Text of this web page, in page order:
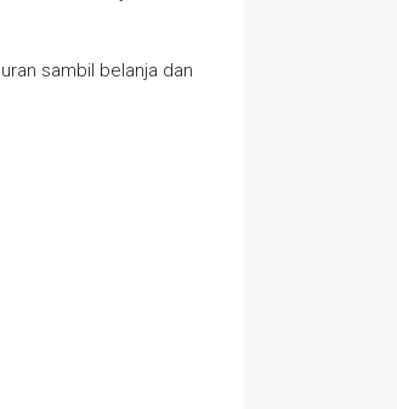
sambil belanja dan